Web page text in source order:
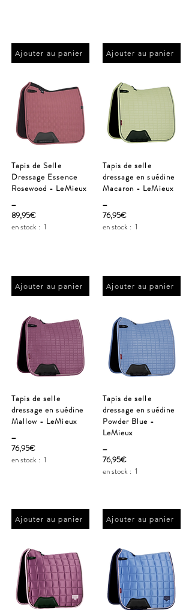
Ajouter au panier
Tapis de Selle
Dressage Essence
Rosewood - LeMieux
_
89,95€
en stock : 1
Ajouter au panier
Tapis de selle
dressage en suédine
Mallow - LeMieux
_
76,95€
en stock : 1
Ajouter au panier
Ajouter au panier
Tapis de selle
dressage en suédine
Macaron - LeMieux
_
76,95€
en stock : 1
Ajouter au panier
Tapis de selle
dressage en suédine
Powder Blue -
LeMieux
_
76,95€
en stock : 1
Ajouter au panier